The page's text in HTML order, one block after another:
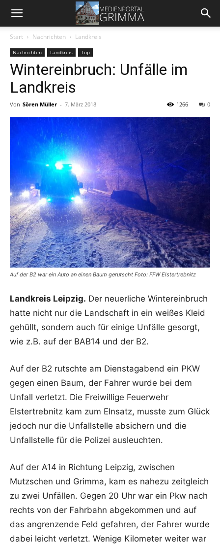
Start Nachrichten Landkreis
Nachrichten Landkreis Top
Wintereinbruch: Unfälle im
Landkreis
Von Sören Müller - 7. März 2018 0
1266
Auf der B2 war ein Auto an einen Baum gerutscht Foto: FFW Elstertrebnitz
Landkreis Leipzig. Der neuerliche Wintereinbruch
hatte nicht nur die Landschaft in ein weißes Kleid
gehüllt, sondern auch für einige Unfälle gesorgt,
wie z.B. auf der BAB14 und der B2.
Auf der B2 rutschte am Dienstagabend ein PKW
gegen einen Baum, der Fahrer wurde bei dem
Unfall verletzt. Die Freiwillige Feuerwehr
Elstertrebnitz kam zum EInsatz, musste zum Glück
jedoch nur die Unfallstelle absichern und die
Unfallstelle für die Polizei ausleuchten.
Auf der A14 in Richtung Leipzig, zwischen
Mutzschen und Grimma, kam es nahezu zeitgleich
zu zwei Unfällen. Gegen 20 Uhr war ein Pkw nach
rechts von der Fahrbahn abgekommen und auf
das angrenzende Feld gefahren, der Fahrer wurde
dabei leicht verletzt. Wenige Kilometer weiter war